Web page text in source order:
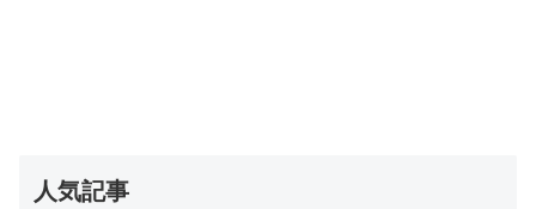
人気記事